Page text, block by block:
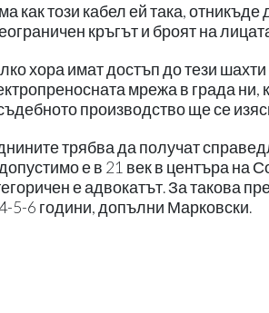
как този кабел ей така,
кръгът и броят на
хора имат достъп до тези
мрежа в града ни,
производство ще се
трябва да получат
е в 21 век в центъра на
е адвокатът. За такова
5-6 години, допълни Марковски.